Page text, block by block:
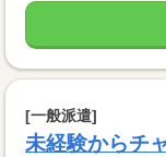
[一般派遣]
未経験からチ